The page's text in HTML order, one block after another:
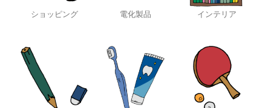
ショッピング 電化製品 インテリア